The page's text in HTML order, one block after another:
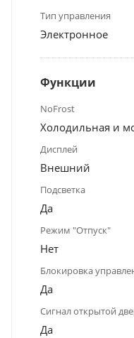
Тип управления
Электронное
Функции
NoFrost
Холодильная и
Дисплей
Внешний
Подсветка
Да
Режим "Отпуск"
Нет
Блокировка
Да
Сигнал открытой
Да